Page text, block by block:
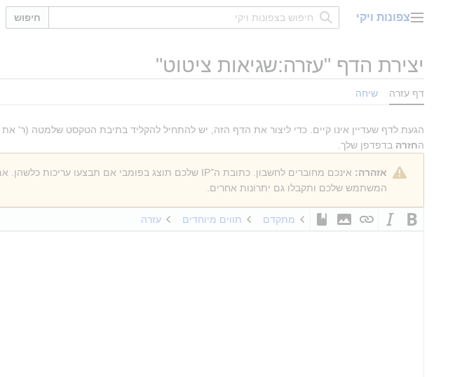
תפריט ראשי
צפונות ויקי חיפוש
יצירת הדף "עזרה:שגיאות ציטוט"
דף עזרה שיחה
הגעת לדף שעדיין אינו קיים. כדי ליצור את הדף הזה, יש להתחיל להקליד בתיבת הטקסט שלמטה (ר' את
החזרה בדפדפן שלך.
אזהרה: אינכם מחוברים לחשבון. כתובת ה־IP שלכם תוצג בפומבי אם תבצעו עריכות כלשהן. אם
המשתמש שלכם ותקבלו גם יתרונות אחרים.
מתקדם תווים מיוחדים עזרה